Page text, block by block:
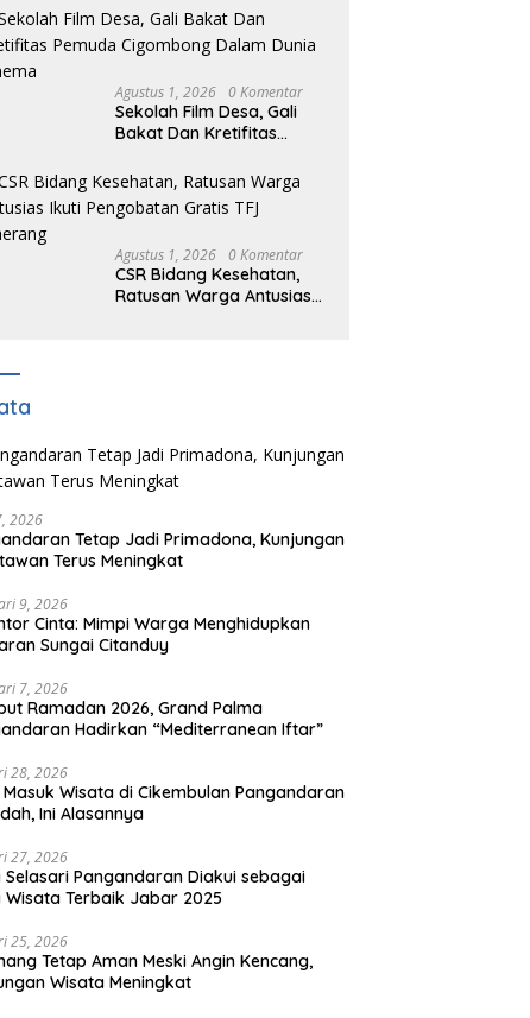
Bersama Camat
Cigombong Bagi Bagi
Bendera Merah Putih
Pengguna Jalan.
Agustus 1, 2026 0 Komentar
Sekolah Film Desa, Gali
Bakat Dan Kretifitas
Dalam Dunia Cinema
Agustus 1, 2026 0 Komentar
CSR Bidang Kesehatan,
Ratusan Warga Antusias
2026
Tetap Jadi Primadona, Kunjungan
Terus Meningkat
9, 2026
Cinta: Mimpi Warga Menghidupkan
Sungai Citanduy
7, 2026
Ramadan 2026, Grand Palma
Hadirkan “Mediterranean Iftar”
28, 2026
Masuk Wisata di Cikembulan Pangandaran
Ini Alasannya
27, 2026
Selasari Pangandaran Diakui sebagai
Wisata Terbaik Jabar 2025
25, 2026
Tetap Aman Meski Angin Kencang,
Wisata Meningkat